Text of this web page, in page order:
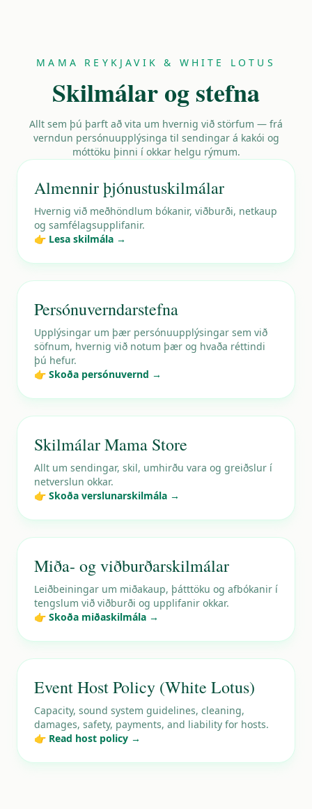
MAMA REYKJAVIK & WHITE LOTUS
Skilmálar og stefna
Allt sem þú þarft að vita um hvernig við störfum — frá
verndun persónuupplýsinga til sendingar á kakói og
móttöku þinni í okkar helgu rýmum.
Almennir þjónustuskilmálar
Hvernig við meðhöndlum bókanir, viðburði, netkaup
og samfélagsupplifanir.
👉 Lesa skilmála →
Persónuverndarstefna
Upplýsingar um þær persónuupplýsingar sem við
söfnum, hvernig við notum þær og hvaða réttindi
þú hefur.
👉 Skoða persónuvernd →
Skilmálar Mama Store
Allt um sendingar, skil, umhirðu vara og greiðslur í
netverslun okkar.
👉 Skoða verslunarskilmála →
Miða- og viðburðarskilmálar
Leiðbeiningar um miðakaup, þátttöku og afbókanir í
tengslum við viðburði og upplifanir okkar.
👉 Skoða miðaskilmála →
Event Host Policy (White Lotus)
Capacity, sound system guidelines, cleaning,
damages, safety, payments, and liability for hosts.
👉 Read host policy →